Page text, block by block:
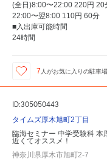
(全日)8:00〜22:00 220円 20
22:00〜翌8:00 110円 60分
■入出庫可能時間
24時間
7 人がお気に入りの駐車場
ID:305050443
タイムズ厚木旭町2丁目
臨海セミナー 中学受験科 本
近くてオススメ！
神奈川県厚木市旭町2-7